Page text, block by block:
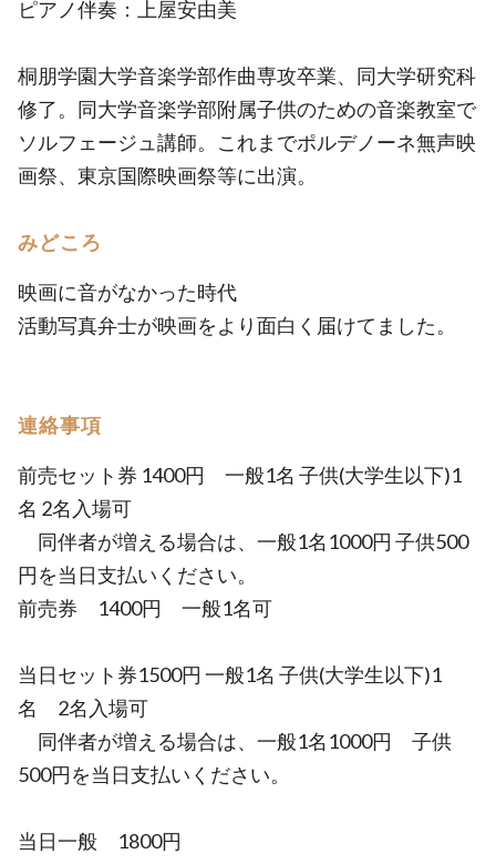
ピアノ伴奏：上屋安由美
桐朋学園大学音楽学部作曲専攻卒業、同大学研究科
修了。同大学音楽学部附属子供のための音楽教室で
ソルフェージュ講師。これまでポルデノーネ無声映
画祭、東京国際映画祭等に出演。
みどころ
映画に音がなかった時代
活動写真弁士が映画をより面白く届けてました。
連絡事項
前売セット券 1400円 一般1名 子供(大学生以下)1
名 2名入場可
同伴者が増える場合は、一般1名1000円 子供500
円を当日支払いください。
前売券 1400円 一般1名可
当日セット券1500円 一般1名 子供(大学生以下)1
名 2名入場可
同伴者が増える場合は、一般1名1000円 子供
500円を当日支払いください。
当日一般 1800円